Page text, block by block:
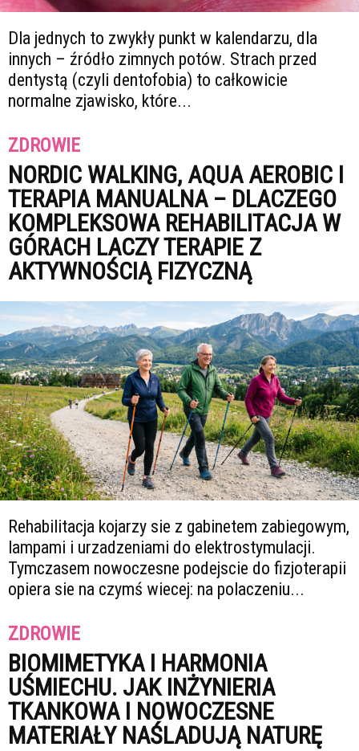
Dla jednych to zwykły punkt w kalendarzu, dla
innych – źródło zimnych potów. Strach przed
dentystą (czyli dentofobia) to całkowicie
normalne zjawisko, które...
ZDROWIE
NORDIC WALKING, AQUA AEROBIC I
TERAPIA MANUALNA – DLACZEGO
KOMPLEKSOWA REHABILITACJA W
GÓRACH LACZY TERAPIE Z
AKTYWNOŚCIĄ FIZYCZNĄ
Rehabilitacja kojarzy sie z gabinetem zabiegowym,
lampami i urzadzeniami do elektrostymulacji.
Tymczasem nowoczesne podejscie do fizjoterapii
opiera sie na czymś wiecej: na polaczeniu...
ZDROWIE
BIOMIMETYKA I HARMONIA
UŚMIECHU. JAK INŻYNIERIA
TKANKOWA I NOWOCZESNE
MATERIAŁY NAŚLADUJĄ NATURĘ